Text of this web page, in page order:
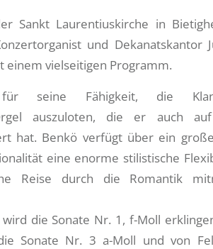
Sankt Laurentiuskirche in
und Dekanatskantor
einem vielseitigen Programm.
seine Fähigkeit, die
auszuloten, die er auch
hat. Benkö verfügt über ein
eine enorme stilistische
Reise durch die Romantik
die Sonate Nr. 1, f-Moll
Sonate Nr. 3 a-Moll und von